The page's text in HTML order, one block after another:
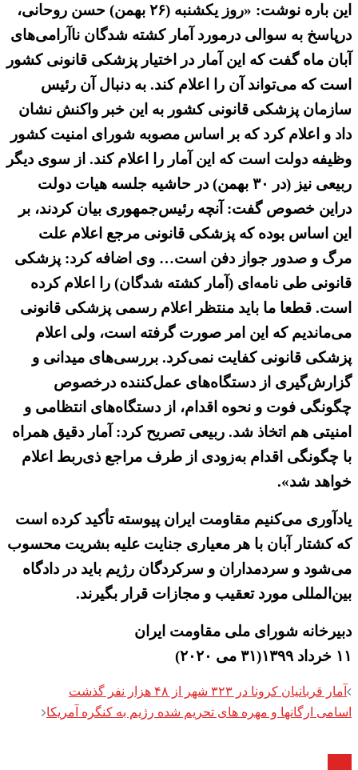
این باره نوشت: «روز یکشنبه (۲۶ بهمن) حسن روحانی،
درپاسخ به سوالی درمورد آمار کشته شدگان ناآرامی‌های
آبان ماه گفت که این آمار در اختیار پزشکی قانونی کشور
است که می‌تواند آن را اعلام کند. به دنبال آن رئیس
سازمان پزشکی قانونی کشور به این خبر واکنش نشان
داد و اعلام کرد که بر اساس مصوبه شورای امنیت کشور
وظیفه دولت است که این آمار را اعلام کند. از سوی دیگر
ربیعی نیز (در ۳۰ بهمن) در حاشیه جلسه هیات دولت
دراین خصوص گفت: آنچه رئیس‌جمهوری بیان کردند، بر
این اساس بوده که پزشکی قانونی مرجع اعلام علت
مرگ و صدور جواز دفن است… وی اضافه کرد: پزشکی
قانونی طی نامه‌ای (آمار کشته شدگان) را اعلام کرده
است. قطعا ما باید منتظر اعلام رسمی پزشکی قانونی
می‌ماندیم که این امر صورت گرفته است، ولی اعلام
پزشکی قانونی کفایت نمی‌کرد. ‌بررسی‌های میدانی و
گزارش‌گیری از دستگاه‌های عمل‌کننده درخصوص
چگونگی فوت و نحوه اقدام، از دستگاه‌های انتظامی و
امنیتی هم اتخاذ شد. ربیعی تصریح کرد: آمار دقیق همراه
با چگونگی اقدام به‌زودی از طرف مراجع ذی‌ربط اعلام
خواهد شد».
یادآوری می‌کنیم مقاومت ایران پیوسته تأکید کرده است
که کشتار آبان با هر معیاری جنایت علیه بشریت محسوب
می‌شود و سردمداران و سرکردگان رژیم باید در دادگاه
بین‌المللی مورد تعقیب و مجازات قرار بگیرند.
دبیرخانه شورای ملی مقاومت ایران
۱۱ خرداد ۱۳۹۹(۳۱ می ۲۰۲۰)
Post
navigation
آمار قربانیان کرونا در ۳۲۳ شهر از ۴۸ هزار نفر گذشت
اسامی ارگانها و مهره های تحریم شده رژیم به کنگره آمریکا